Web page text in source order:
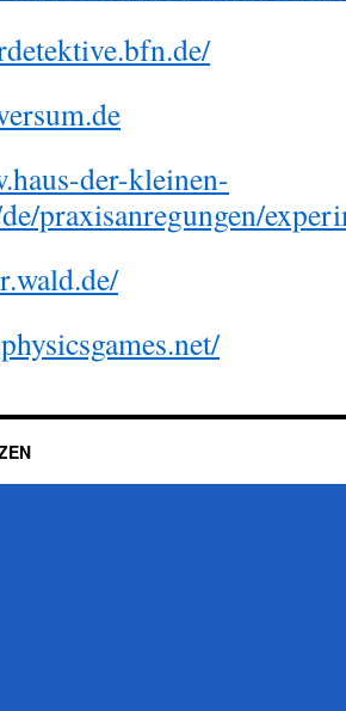
der-kleinen-
praxisanregungen/